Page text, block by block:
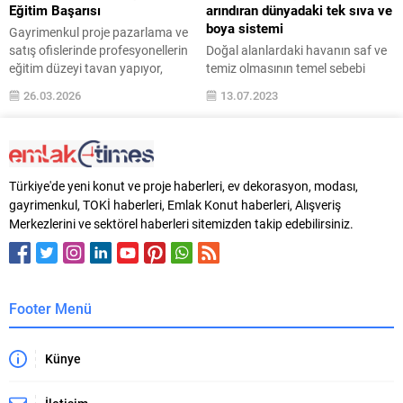
olarak yaklaşıyor. Yeni...
bildirimler…...
Eğitim Başarısı
Gayrimenkul proje pazarlama ve
satış ofislerinde profesyonellerin
eğitim düzeyi tavan yapıyor,
uzmanlaşmaya davetiye
tarafından kurulan GPPS –
Gayrimenkul Proje Pazarlama ve
sanal ortamda inşaat, proje
geliştirme, outsource gayrimenkul
proje pazarlama satış ve
GYO’ların pazarlama ve satış
profesyonellerini bir araya...
26.03.2026
arındıran dünyadaki tek sıva ve
boya sistemi
Doğal alanlardaki havanın saf ve
temiz olmasının temel sebebi
şelalelerde yüksek oranda
toz ve polenleri yakalar,
ağırlaştırır, havadan daha ağır bir
hale gelerek yere çökmesini
sağlar. Böylece alınan...
13.07.2023
Türkiye'de yeni konut ve proje haberleri, ev dekorasyon, modası,
gayrimenkul, TOKİ haberleri, Emlak Konut haberleri, Alışveriş
Merkezlerini ve sektörel haberleri sitemizden takip edebilirsiniz.
Footer Menü
Künye